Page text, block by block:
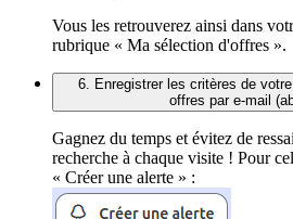
Vous les retrouverez ainsi dans
rubrique « Ma sélection d'offres ».
6. Enregistrer les critères de
offres par e-mail
Gagnez du temps et évitez de
recherche à chaque visite ! Pour
« Créer une alerte » :